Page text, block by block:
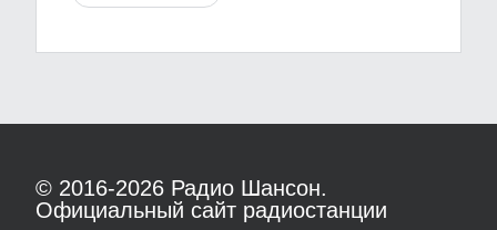
© 2016-2026 Радио Шансон.
Официальный сайт радиостанции